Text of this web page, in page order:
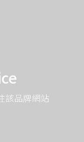
該品牌網站